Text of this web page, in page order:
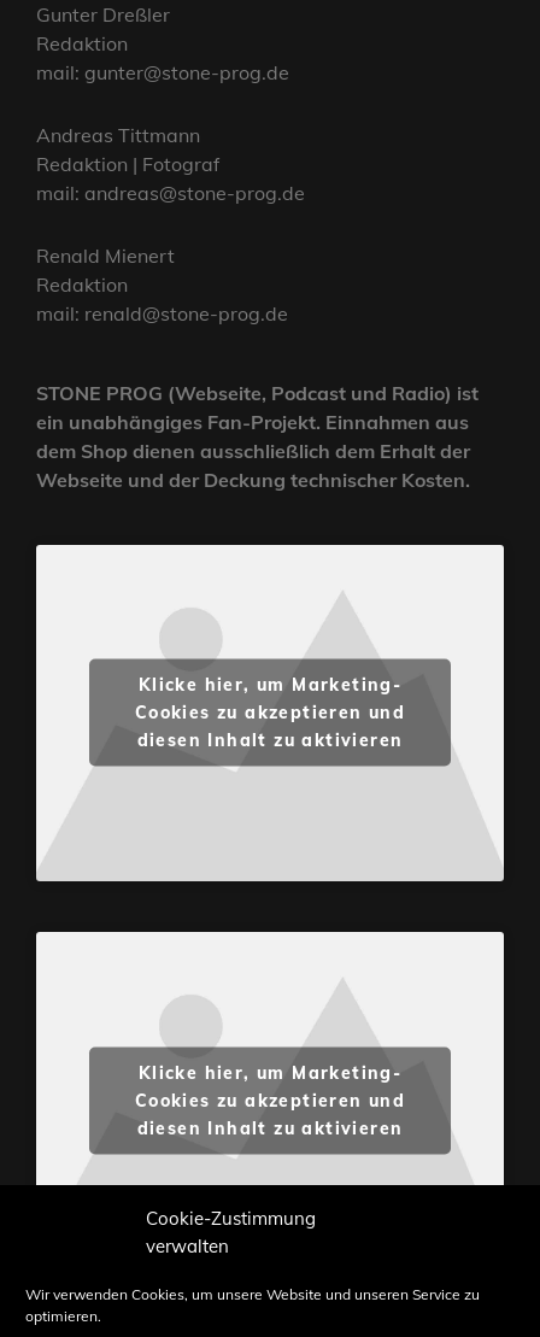
Cookie-Zustimmung
verwalten
Wir verwenden Cookies, um unsere Website und unseren Service zu
optimieren.
Gunter Dreßler
Redaktion
mail: gunter@stone-prog.de
Andreas Tittmann
Redaktion | Fotograf
mail: andreas@stone-prog.de
Renald Mienert
Redaktion
mail: renald@stone-prog.de
STONE PROG (Webseite, Podcast und Radio) ist
ein unabhängiges Fan-Projekt. Einnahmen aus
dem Shop dienen ausschließlich dem Erhalt der
Webseite und der Deckung technischer Kosten.
Klicke hier, um Marketing-
Cookies zu akzeptieren und
diesen Inhalt zu aktivieren
Klicke hier, um Marketing-
Cookies zu akzeptieren und
diesen Inhalt zu aktivieren